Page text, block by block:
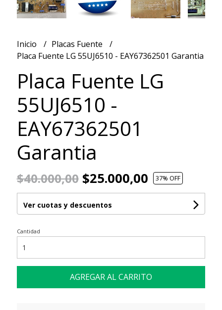
Inicio
Placas Fuente
Placa Fuente LG 55UJ6510 - EAY67362501 Garantia
Placa Fuente LG
55UJ6510 -
EAY67362501
Garantia
$40.000,00$25.000,00 37% OFF
Ver cuotas y descuentos
Cantidad
AGREGAR AL CARRITO